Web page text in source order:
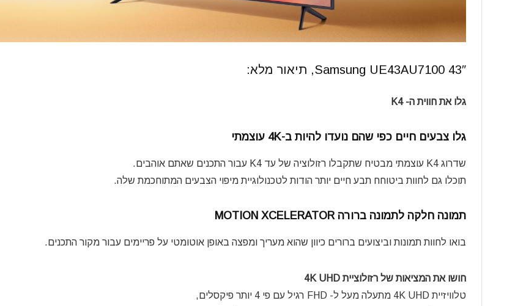
43″ Samsung UE43AU7100, תיאור מלא:
גלו את חווית ה- K4
גלו צבעים חיים כפי שהם נועדו להיות ב-4K עוצמתי
שדרוג K4 עוצמתי מבטיח שתקבלו רזולוציה של עד K4 עבור התכנים שאתם אוהבים.
תוכלו גם לחוות ביטוחח תבע חיים יותר הודות לטכנולוגיית מיפוי הצבעים המתוחכמת שלה.
תמונה חלקה לתמונה ברורה MOTION XCELERATOR
בואו לחוות תמונות וביצועים ברורים כיוון שהוא מעריך ומפצה באופן אוטומטי על פריימים עבור מקור התכנים.
חושו את המציאות של רזולוציית 4K UHD
טלוויזיית 4K UHD מתעלה מעל ל- FHD רגיל עם פי 4 יותר פיקסלים,